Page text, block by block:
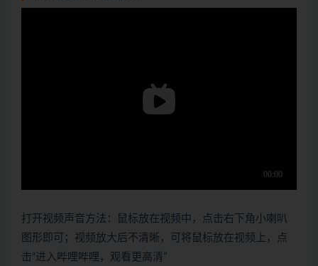
打开视频声音方法：鼠标放在视频中，点击右下角小喇叭
图形即可；视频放大后不清晰，可将鼠标放在视频上，点
击“进入哔哩哔哩，观看更高清”